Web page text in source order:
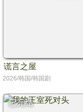
谎言之屋
2026/韩国/韩国剧
已完结